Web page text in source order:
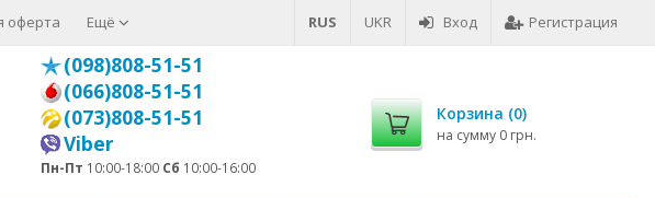
RUS UKR Вход Регистрация
оферта Ещё
(098)808-51-51
(066)808-51-51
(073)808-51-51
Viber
Пн-Пт 10:00-18:00 Сб 10:00-16:00
Корзина (0)
на сумму 0 грн.